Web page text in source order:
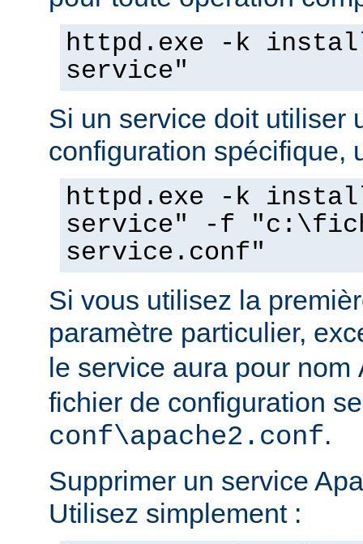
httpd.exe -k
service"
Si un service doit utiliser
configuration spécifique,
httpd.exe -k
service" -f
service.conf"
Si vous utilisez la
paramètre particulier,
le service aura pour nom
fichier de configuration
conf\apache2.conf.
Supprimer un service
Utilisez simplement :